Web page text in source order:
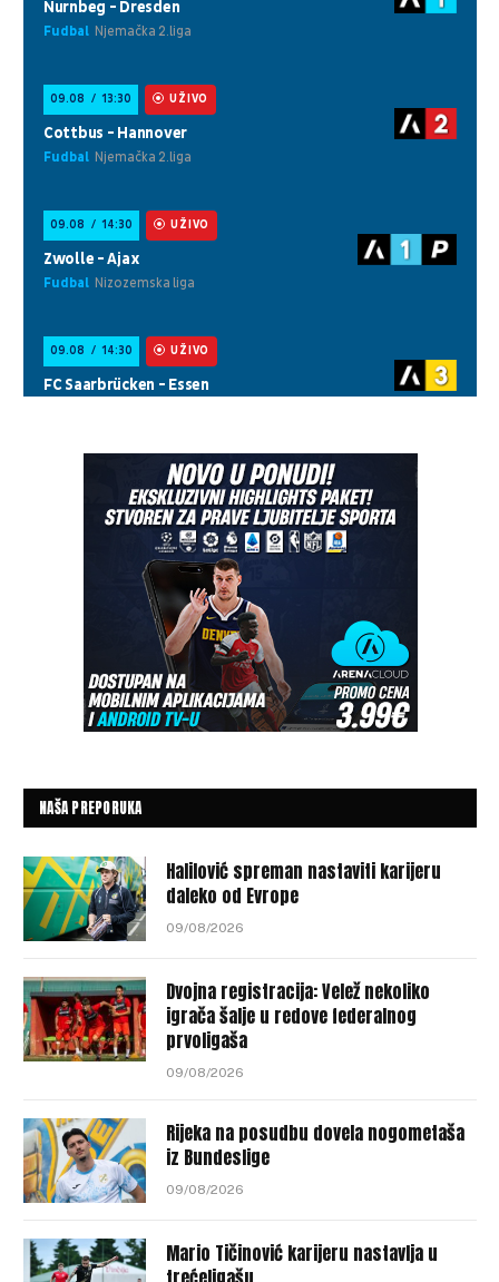
NAŠA PREPORUKA
Halilović spreman nastaviti karijeru
daleko od Evrope
09/08/2026
Dvojna registracija: Velež nekoliko
igrača šalje u redove federalnog
prvoligaša
09/08/2026
Rijeka na posudbu dovela nogometaša
iz Bundeslige
09/08/2026
Mario Tičinović karijeru nastavlja u